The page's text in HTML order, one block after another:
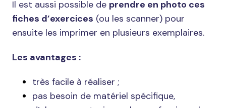
Il est aussi possible de prendre en photo ces
fiches d’exercices (ou les scanner) pour
ensuite les imprimer en plusieurs exemplaires.
Les avantages :
très facile à réaliser ;
pas besoin de matériel spécifique,